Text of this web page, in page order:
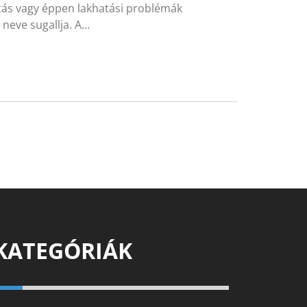
vagy éppen lakhatási problémák
sugallja. A…